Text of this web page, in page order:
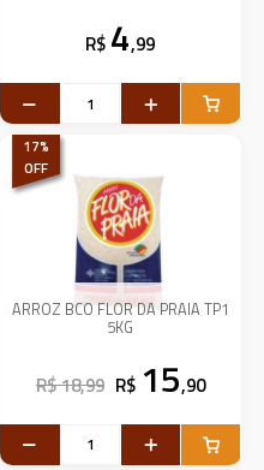
R$ 4,99
17%
OFF
ARROZ BCO FLOR DA PRAIA TP1
5KG
R$ 18,99 R$ 15,90